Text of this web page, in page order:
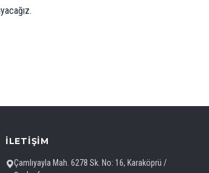
İLETIŞIM
Çamlıyayla Mah. 6278 Sk. No: 16, Karaköprü /